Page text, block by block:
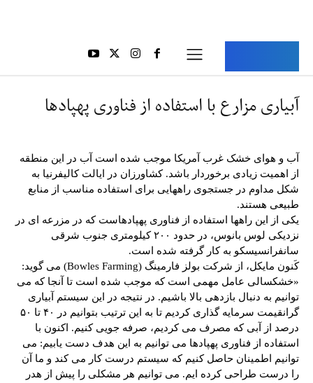
آبیاری مزارع با استفاده از فناوری پهپادها
آب و هوای خشک غرب آمریکا موجب شده است آب در این منطقه
از اهمیت زیادی برخوردار باشد. کشاورزان در ایالت کالیفرنیا به
شکل مداوم در جستجوی راههایی برای استفاده مناسب از منابع
طبیعی هستند.
یکی از این راهها استفاده از فناوری پهپادهاست که در مزرعه ای در
نزدیکی لوس بانوس، در حدود ۲۰۰ کیلومتری جنوب شرقی
سانفرانسیسکو به کار گرفته شده است.
کَنون مایکل، از شرکت بولز فارمینگ (Bowles Farming) می گوید:
«خشکسالی عامل مهمی است که موجب شده است تا آنجا که می
توانیم به دنبال بازدهی بالا باشیم. در نتیجه در این سیستم آبیاری
گرانقیمت سرمایه گذاری کردیم تا به این ترتیب بتوانیم در ۴۰ تا ۵۰
درصد از آبی که مصرف می کردیم، صرفه جویی کنیم. اکنون با
استفاده از فناوری پهپادها می توانیم به این هدف دست یابیم: می
توانیم اطمینان حاصل کنیم که سیستم درست کار می کند و ما آن
را درست طراحی کرده ایم. می توانیم هر مشکلی را پیش از هدر